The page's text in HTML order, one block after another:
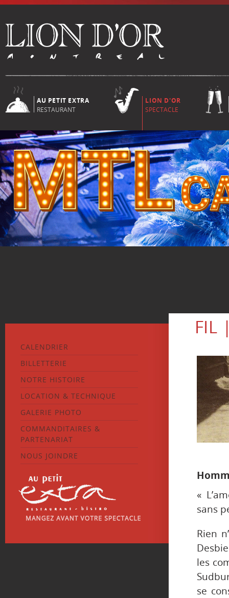
AU PETIT EXTRA
RESTAURANT
LION D'OR
SPECTACLE
CALENDRIER
BILLETTERIE
NOTRE HISTOIRE
LOCATION & TECHNIQUE
GALERIE PHOTO
COMMANDITAIRES &
PARTENARIAT
NOUS JOINDRE
FIL
«
sans
Rien
les
se